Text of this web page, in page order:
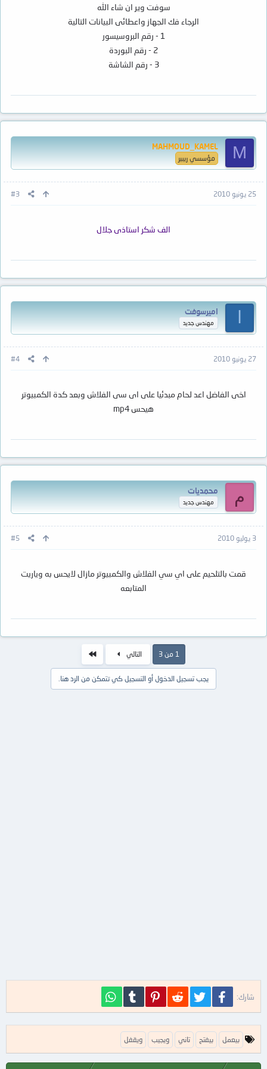
سوفت وير ان شاء الله
الرجاء فك الجهاز واعطائى البيانات التالية
1 - رقم البروسيسور
2 - رقم البوردة
3 - رقم الشاشة
M
MAHMOUD_KAMEL
مؤسسي ريبير
25 يونيو 2010 #3
الف شكر استاذى جلال
اميرسوفت
مهندس جديد
27 يونيو 2010 #4
اخى الفاضل اعد لحام مبدئيا على اى سى الفلاش وبعد كدة الكمبيوتر
هيحس mp4
م محمديات
مهندس جديد
3 يوليو 2010 #5
قمت بالتلحيم على اي سي الفلاش والكمبيوتر مازال لايحس به وياريت
المتابعه
1 من 3 التالي
يجب تسجيل الدخول أو التسجيل كي تتمكن من الرد هنا.
شارك: فيسبوك تويتر Reddit
Pinterest
Tumblr
ا
ل
بيعمل بيفتح تاني ويجيب ويقفل